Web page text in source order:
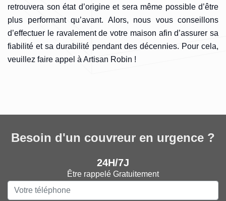
retrouvera son état d’origine et sera même possible d’être
plus performant qu’avant. Alors, nous vous conseillons
d’effectuer le ravalement de votre maison afin d’assurer sa
fiabilité et sa durabilité pendant des décennies. Pour cela,
veuillez faire appel à Artisan Robin !
Besoin d'un couvreur en urgence ?
24H/7J
Être rappelé Gratuitement